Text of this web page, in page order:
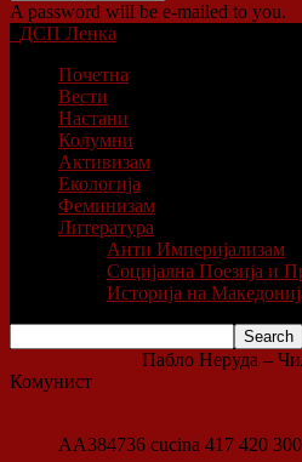
A password will be e-mailed to you.
ДСП Ленка
Почетна
Вести
Настани
Колумни
Активизам
Екологија
Феминизам
Литература
Анти Империјализам
Социјална Поезија и
Историја на
Пабло Неруда –
Комунист
AA384736 cucina 417 420